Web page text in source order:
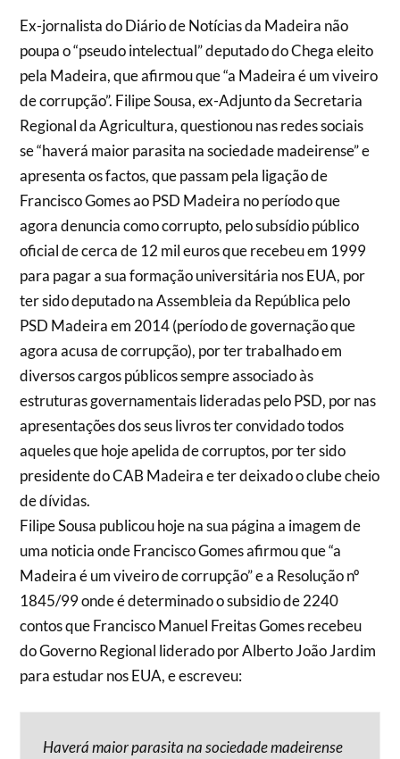
Ex-jornalista do Diário de Notícias da Madeira não
poupa o “pseudo intelectual” deputado do Chega eleito
pela Madeira, que afirmou que “a Madeira é um viveiro
de corrupção”. Filipe Sousa, ex-Adjunto da Secretaria
Regional da Agricultura, questionou nas redes sociais
se “haverá maior parasita na sociedade madeirense” e
apresenta os factos, que passam pela ligação de
Francisco Gomes ao PSD Madeira no período que
agora denuncia como corrupto, pelo subsídio público
oficial de cerca de 12 mil euros que recebeu em 1999
para pagar a sua formação universitária nos EUA, por
ter sido deputado na Assembleia da República pelo
PSD Madeira em 2014 (período de governação que
agora acusa de corrupção), por ter trabalhado em
diversos cargos públicos sempre associado às
estruturas governamentais lideradas pelo PSD, por nas
apresentações dos seus livros ter convidado todos
aqueles que hoje apelida de corruptos, por ter sido
presidente do CAB Madeira e ter deixado o clube cheio
de dívidas.
Filipe Sousa publicou hoje na sua página a imagem de
uma noticia onde Francisco Gomes afirmou que “a
Madeira é um viveiro de corrupção” e a Resolução nº
1845/99 onde é determinado o subsidio de 2240
contos que Francisco Manuel Freitas Gomes recebeu
do Governo Regional liderado por Alberto João Jardim
para estudar nos EUA, e escreveu:
Haverá maior parasita na sociedade madeirense